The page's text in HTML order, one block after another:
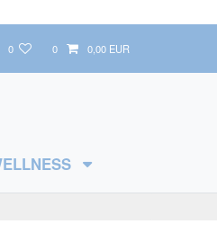
0 0 0,00 EUR